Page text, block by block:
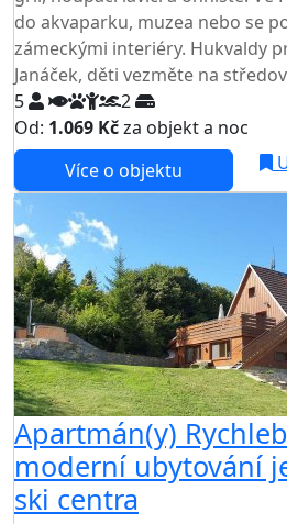
do akvaparku, muzea nebo se
zámeckými interiéry. Hukvaldy
Janáček, děti vezměte na
5
2
Od: 1.069 Kčza objekt a noc
Více o objektu
Apartmán(y)
moderní ubytování
ski centra